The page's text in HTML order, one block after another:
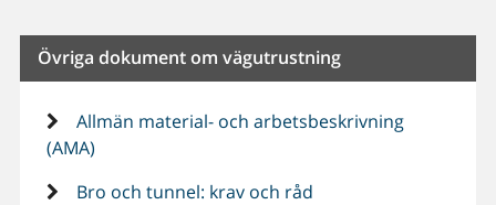
Övriga dokument om vägutrustning
Allmän material- och arbetsbeskrivning
(AMA)
Bro och tunnel: krav och råd